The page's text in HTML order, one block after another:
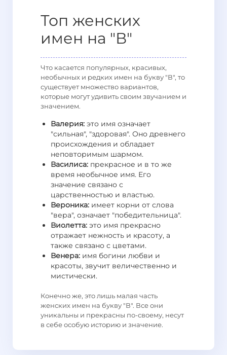
Топ женских
имен на "В"
Что касается популярных, красивых,
необычных и редких имен на букву "В", то
существует множество вариантов,
которые могут удивить своим звучанием и
значением.
Валерия: это имя означает
"сильная", "здоровая". Оно древнего
происхождения и обладает
неповторимым шармом.
Василиса: прекрасное и в то же
время необычное имя. Его
значение связано с
царственностью и властью.
Вероника: имеет корни от слова
"вера", означает "победительница".
Виолетта: это имя прекрасно
отражает нежность и красоту, а
также связано с цветами.
Венера: имя богини любви и
красоты, звучит величественно и
мистически.
Конечно же, это лишь малая часть
женских имен на букву "В". Все они
уникальны и прекрасны по-своему, несут
в себе особую историю и значение.